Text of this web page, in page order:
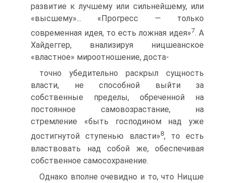
развитие к лучшему или сильнейшему, или
«высшему»... «Прогресс — только
современная идея, то есть ложная идея»7. А
Хайдеггер, внализируя ницшеанское
«властное» мироотношение, доста-
точно убедительно раскрыл сущность
власти, не способной выйти за
собственные пределы, обреченной на
постоянное самовозрастание, на
стремление «быть господином над уже
достигнутой ступенью власти»8, то есть
властвовать над собой же, обеспечивая
собственное самосохранение.
Однако вполне очевидно и то, что Ницше